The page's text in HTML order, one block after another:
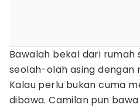
Bawalah bekal dari rumah
seolah-olah asing dengan
Kalau perlu bukan cuma
dibawa. Camilan pun